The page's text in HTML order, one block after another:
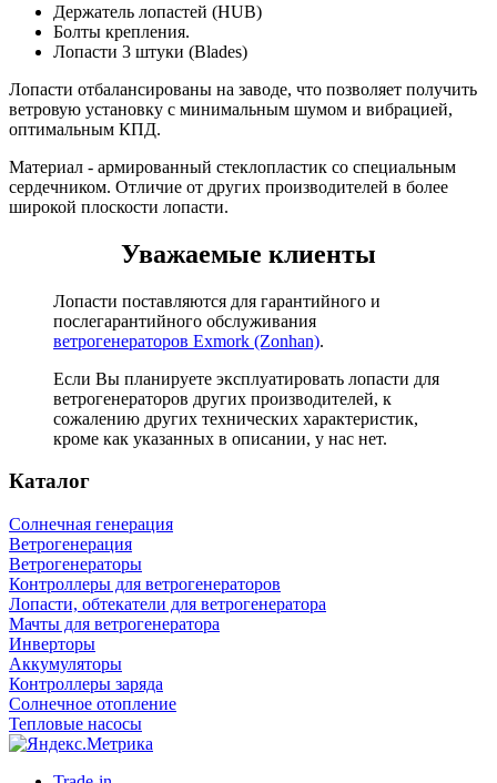
Держатель лопастей (HUB)
Болты крепления.
Лопасти 3 штуки (Blades)
Лопасти отбалансированы на заводе, что позволяет получить
ветровую установку с минимальным шумом и вибрацией,
оптимальным КПД.
Материал - армированный стеклопластик со специальным
сердечником. Отличие от других производителей в более
широкой плоскости лопасти.
Уважаемые клиенты
Лопасти поставляются для гарантийного и
послегарантийного обслуживания
ветрогенераторов Exmork (Zonhan).
Если Вы планируете эксплуатировать лопасти для
ветрогенераторов других производителей, к
сожалению других технических характеристик,
кроме как указанных в описании, у нас нет.
Каталог
Солнечная генерация
Ветрогенерация
Ветрогенераторы
Контроллеры для ветрогенераторов
Лопасти, обтекатели для ветрогенератора
Мачты для ветрогенератора
Инверторы
Аккумуляторы
Контроллеры заряда
Солнечное отопление
Тепловые насосы